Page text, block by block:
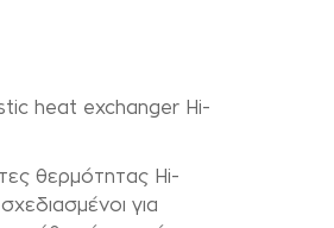
heat exchanger Hi-
θερµότητας Hi-
για